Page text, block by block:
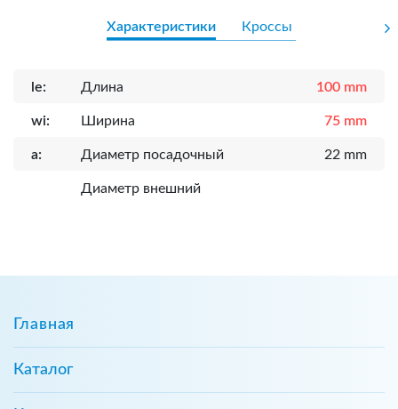
Характеристики Кроссы
le: Длина 100 mm
wi: Ширина 75 mm
a: Диаметр посадочный 22 mm
Диаметр внешний
Главная
Каталог